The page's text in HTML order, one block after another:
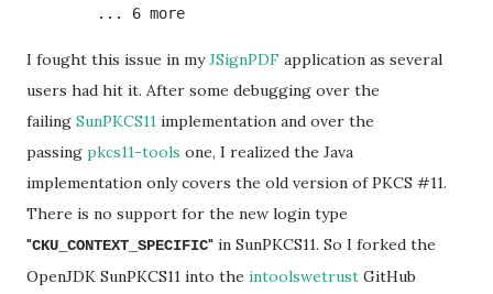
I fought this issue in myJSignPDF application as several
users had hit it. After some debugging over the
failing SunPKCS11 implementation and over the
passing pkcs11-tools one, I realized the Java
implementation only covers the old version of PKCS #11.
There is no support for the new login type
"CKU_CONTEXT_SPECIFIC" in SunPKCS11. So I forked the
OpenJDK SunPKCS11 into the intoolswetrust GitHub